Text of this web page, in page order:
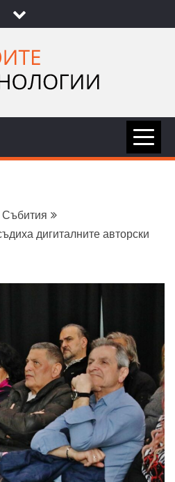
Събития
дигиталните авторски